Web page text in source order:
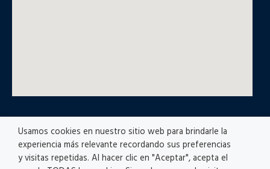
© All rights reserved
Usamos cookies en nuestro sitio web para brindarle la
experiencia más relevante recordando sus preferencias
y visitas repetidas. Al hacer clic en "Aceptar", acepta el